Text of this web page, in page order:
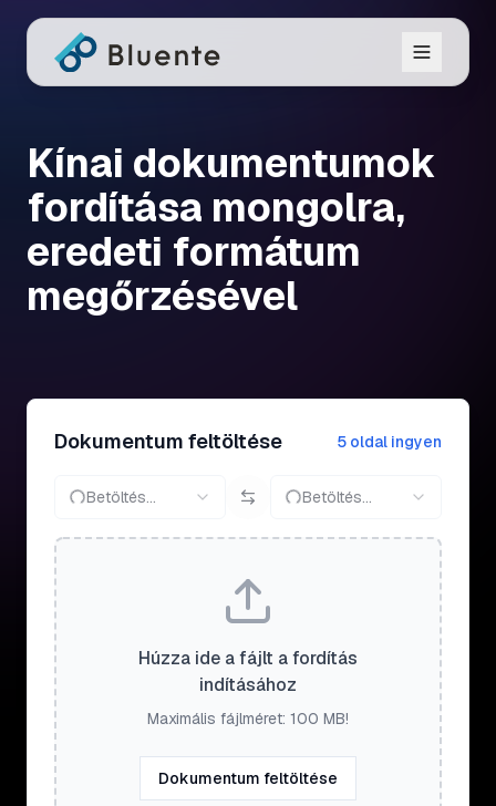
Kínai dokumentumok
fordítása mongolra,
eredeti formátum
megőrzésével
Dokumentum feltöltése 5 oldal ingyen
Betöltés... Betöltés...
Húzza ide a fájlt a fordítás
indításához
Maximális fájlméret: 100 MB!
Dokumentum feltöltése